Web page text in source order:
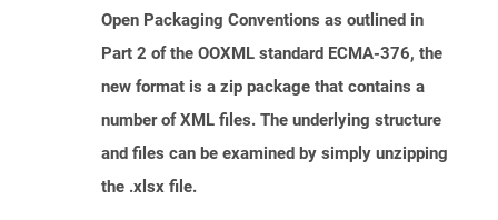
Open Packaging Conventions as outlined in
Part 2 of the OOXML standard ECMA-376, the
new format is a zip package that contains a
number of XML files. The underlying structure
and files can be examined by simply unzipping
the .xlsx file.